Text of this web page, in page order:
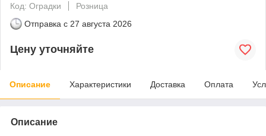
Код: Оградки
Розница
Отправка с 27 августа 2026
Цену уточняйте
Описание Характеристики Доставка Оплата
Описание